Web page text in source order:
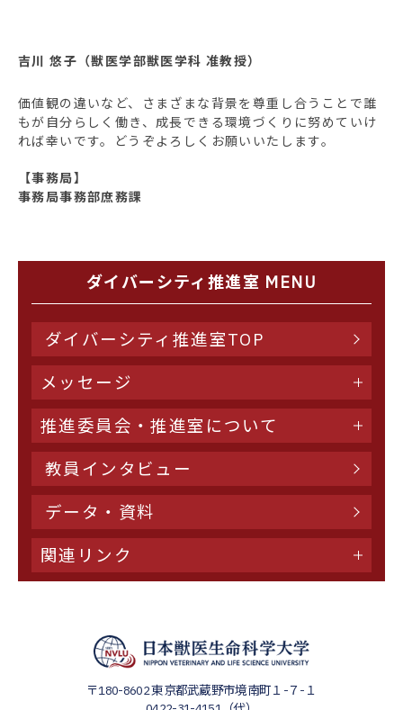
吉川 悠子（獣医学部獣医学科 准教授）
価値観の違いなど、さまざまな背景を尊重し合うことで誰
もが自分らしく働き、成長できる環境づくりに努めていけ
れば幸いです。どうぞよろしくお願いいたします。
【事務局】
事務局事務部庶務課
ダイバーシティ推進室 MENU
ダイバーシティ推進室TOP
メッセージ
推進委員会・推進室について
教員インタビュー
データ・資料
関連リンク
〒180-8602東京都武蔵野市境南町１-７-１